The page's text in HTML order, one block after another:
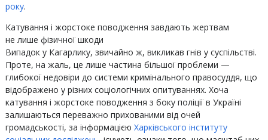
року.
Катування і жорстоке поводження завдають жертвам
не лише фізичної шкоди
Випадок у Кагарлику, звичайно ж, викликав гнів у суспільстві.
Проте, на жаль, це лише частина більшої проблеми —
глибокої недовіри до системи кримінального правосуддя, що
відображено у різних соціологічних опитуваннях. Хоча
катування і жорстоке поводження з боку поліції в Україні
залишаються переважно прихованими від очей
громадськості, за інформацією Харківського інституту